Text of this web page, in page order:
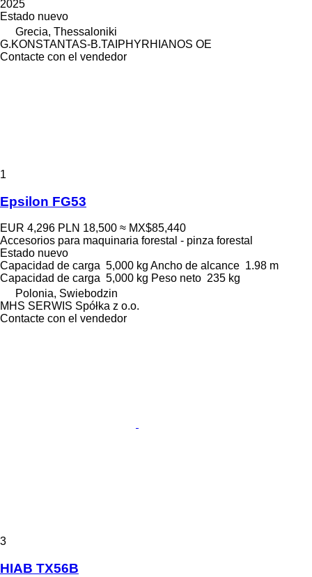
2025
Estado nuevo
Grecia, Thessaloniki
G.KONSTANTAS-B.TAIPHYRHIANOS OE
Contacte con el vendedor
1
Epsilon FG53
EUR 4,296 PLN 18,500 ≈ MX$85,440
Accesorios para maquinaria forestal - pinza forestal
Estado nuevo
Capacidad de carga 5,000 kg Ancho de alcance 1.98 m
Capacidad de carga 5,000 kg Peso neto 235 kg
Polonia, Swiebodzin
MHS SERWIS Spółka z o.o.
Contacte con el vendedor
3
HIAB TX56B